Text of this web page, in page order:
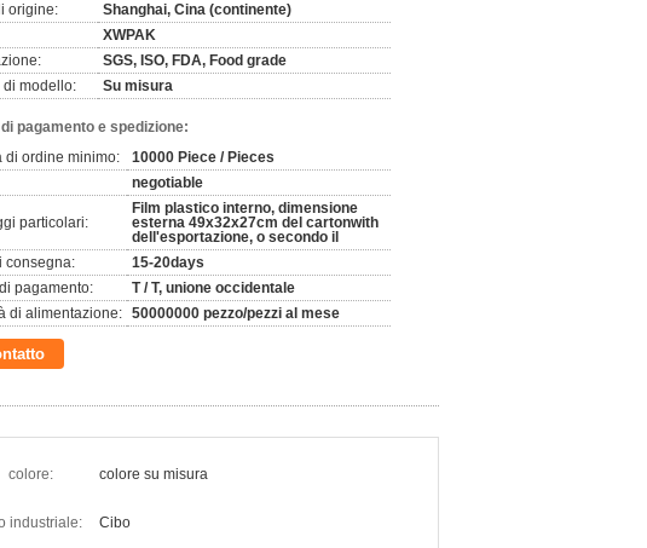
origine:
Shanghai, Cina (continente)
XWPAK
SGS, ISO, FDA, Food grade
di modello:
Su misura
pagamento e spedizione:
di ordine minimo:
10000 Piece / Pieces
negotiable
particolari:
Film plastico interno, dimensione
esterna 49x32x27cm del cartonwith
dell'esportazione, o secondo il
consegna:
15-20days
pagamento:
T / T, unione occidentale
di alimentazione: 50000000 pezzo/pezzi al mese
colore: colore su misura
industriale: Cibo